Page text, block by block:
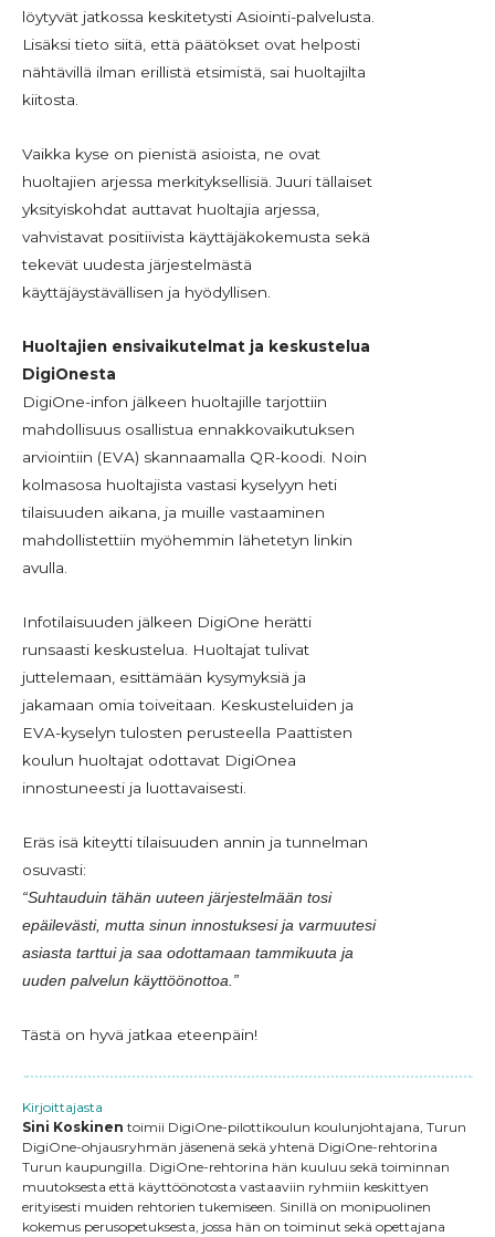
löytyvät jatkossa keskitetysti Asiointi-palvelusta.
Lisäksi tieto siitä, että päätökset ovat helposti
nähtävillä ilman erillistä etsimistä, sai huoltajilta
kiitosta.
Vaikka kyse on pienistä asioista, ne ovat
huoltajien arjessa merkityksellisiä. Juuri tällaiset
yksityiskohdat auttavat huoltajia arjessa,
vahvistavat positiivista käyttäjäkokemusta sekä
tekevät uudesta järjestelmästä
käyttäjäystävällisen ja hyödyllisen.
Huoltajien ensivaikutelmat ja keskustelua
DigiOnesta
DigiOne-infon jälkeen huoltajille tarjottiin
mahdollisuus osallistua ennakkovaikutuksen
arviointiin (EVA) skannaamalla QR-koodi. Noin
kolmasosa huoltajista vastasi kyselyyn heti
tilaisuuden aikana, ja muille vastaaminen
mahdollistettiin myöhemmin lähetetyn linkin
avulla.
Infotilaisuuden jälkeen DigiOne herätti
runsaasti keskustelua. Huoltajat tulivat
juttelemaan, esittämään kysymyksiä ja
jakamaan omia toiveitaan. Keskusteluiden ja
EVA-kyselyn tulosten perusteella Paattisten
koulun huoltajat odottavat DigiOnea
innostuneesti ja luottavaisesti.
Eräs isä kiteytti tilaisuuden annin ja tunnelman
osuvasti:
“Suhtauduin tähän uuteen järjestelmään tosi
epäilevästi, mutta sinun innostuksesi ja varmuutesi
asiasta tarttui ja saa odottamaan tammikuuta ja
uuden palvelun käyttöönottoa.”
Tästä on hyvä jatkaa eteenpäin!
Kirjoittajasta
Sini Koskinen toimii DigiOne-pilottikoulun koulunjohtajana, Turun
DigiOne-ohjausryhmän jäsenenä sekä yhtenä DigiOne-rehtorina
Turun kaupungilla. DigiOne-rehtorina hän kuuluu sekä toiminnan
muutoksesta että käyttöönotosta vastaaviin ryhmiin keskittyen
erityisesti muiden rehtorien tukemiseen. Sinillä on monipuolinen
kokemus perusopetuksesta, jossa hän on toiminut sekä opettajana